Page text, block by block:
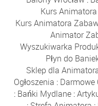
Kurs
Kurs Animatora
Animator
Wyszukiwarka
Płyn do
Sklep dla
Ogłoszenia : Darmowe
: Bańki Mydlane :